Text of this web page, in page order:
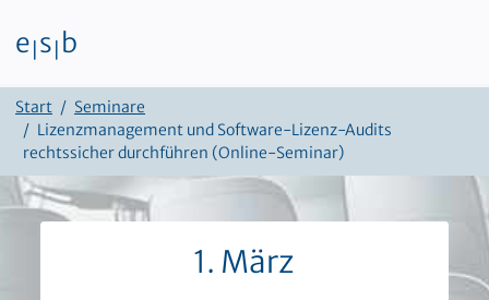
e s b
Start
Seminare
Lizenzmanagement und Software-Lizenz-Audits
rechtssicher durchführen (Online-Seminar)
1. März